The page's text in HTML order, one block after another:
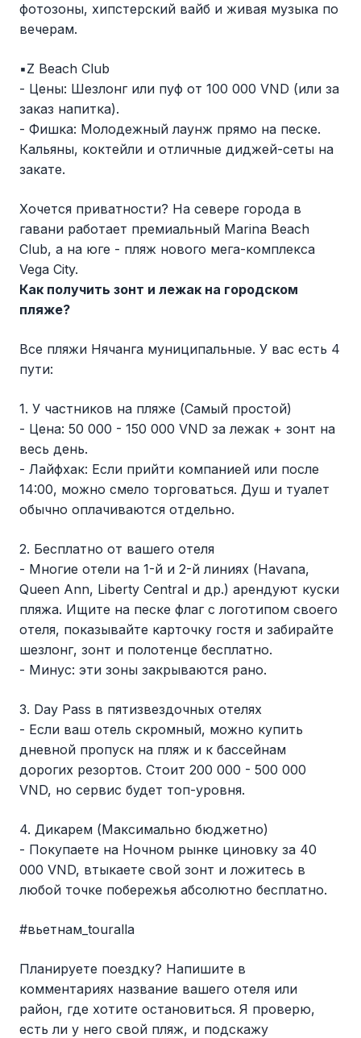
фотозоны, хипстерский вайб и живая музыка по
вечерам.
▪️Z Beach Club
- Цены: Шезлонг или пуф от 100 000 VND (или за
заказ напитка).
- Фишка: Молодежный лаунж прямо на песке.
Кальяны, коктейли и отличные диджей-сеты на
закате.
Хочется приватности? На севере города в
гавани работает премиальный Marina Beach
Club, а на юге - пляж нового мега-комплекса
Vega City.
Как получить зонт и лежак на городском
пляже?
Все пляжи Нячанга муниципальные. У вас есть 4
пути:
1. У частников на пляже (Самый простой)
- Цена: 50 000 - 150 000 VND за лежак + зонт на
весь день.
- Лайфхак: Если прийти компанией или после
14:00, можно смело торговаться. Душ и туалет
обычно оплачиваются отдельно.
2. Бесплатно от вашего отеля
- Многие отели на 1-й и 2-й линиях (Havana,
Queen Ann, Liberty Central и др.) арендуют куски
пляжа. Ищите на песке флаг с логотипом своего
отеля, показывайте карточку гостя и забирайте
шезлонг, зонт и полотенце бесплатно.
- Минус: эти зоны закрываются рано.
3. Day Pass в пятизвездочных отелях
- Если ваш отель скромный, можно купить
дневной пропуск на пляж и к бассейнам
дорогих резортов. Стоит 200 000 - 500 000
VND, но сервис будет топ-уровня.
4. Дикарем (Максимально бюджетно)
- Покупаете на Ночном рынке циновку за 40
000 VND, втыкаете свой зонт и ложитесь в
любой точке побережья абсолютно бесплатно.
#вьетнам_touralla
Планируете поездку? Напишите в
комментариях название вашего отеля или
район, где хотите остановиться. Я проверю,
есть ли у него свой пляж, и подскажу